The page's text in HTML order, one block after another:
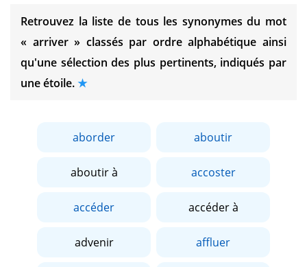
Retrouvez la liste de tous les synonymes du mot
« arriver » classés par ordre alphabétique ainsi
qu'une sélection des plus pertinents, indiqués par
une étoile.
aborder aboutir
aboutir à accoster
accéder accéder à
advenir affluer